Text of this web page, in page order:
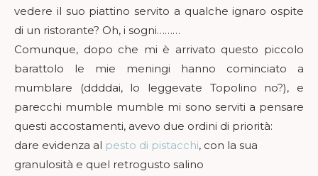
vedere il suo piattino servito a qualche ignaro ospite
di un ristorante? Oh, i sogni………
Comunque, dopo che mi è arrivato questo piccolo
barattolo le mie meningi hanno cominciato a
mumblare (ddddai, lo leggevate Topolino no?), e
parecchi mumble mumble mi sono serviti a pensare
questi accostamenti, avevo due ordini di priorità:
dare evidenza al pesto di pistacchi, con la sua
granulosità e quel retrogusto salino